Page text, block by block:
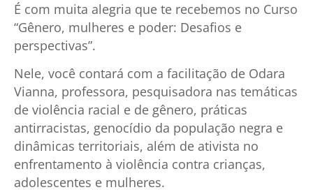
É com muita alegria que te recebemos no Curso
“Gênero, mulheres e poder: Desafios e
perspectivas”.
Nele, você contará com a facilitação de Odara
Vianna, professora, pesquisadora nas temáticas
de violência racial e de gênero, práticas
antirracistas, genocídio da população negra e
dinâmicas territoriais, além de ativista no
enfrentamento à violência contra crianças,
adolescentes e mulheres.